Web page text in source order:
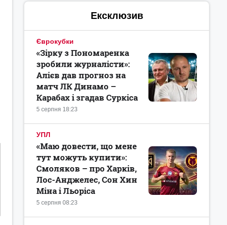
Ексклюзив
Єврокубки
5 серпня 18:23
«Зірку з Пономаренка
зробили журналісти»:
Алієв дав прогноз на
матч ЛК Динамо –
Карабах і згадав Суркіса
УПЛ
5 серпня 08:23
«Маю довести, що мене
тут можуть купити»:
Смоляков – про Харків,
Лос-Анджелес, Сон Хин
Міна і Льоріса